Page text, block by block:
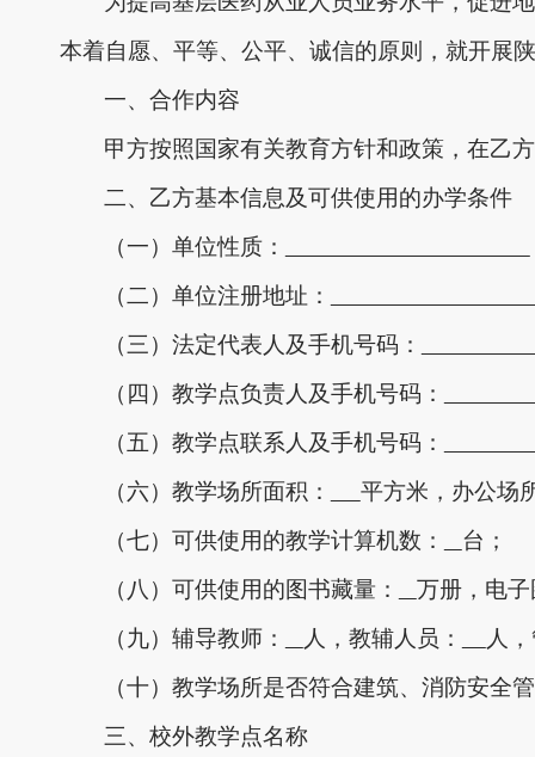
本着自愿、平等、公平、诚信的原则，就开展
一、合作内容
甲方按照国家有关教育方针和政策，在乙
二、乙方基本信息及可供使用的办学条件
（一）单位性质：
（二）单位注册地址：
（三）法定代表人及手机号码：
（四）教学点负责人及手机号码：
（五）教学点联系人及手机号码：
（六）教学场所面积：
平方米，办公场
（七）可供使用的教学计算机数：
台；
（八）可供使用的图书藏量：
万册，电
（九）辅导教师：
人，教辅人员：
人
（十）教学场所是否符合建筑、消防安全
三、校外教学点名称